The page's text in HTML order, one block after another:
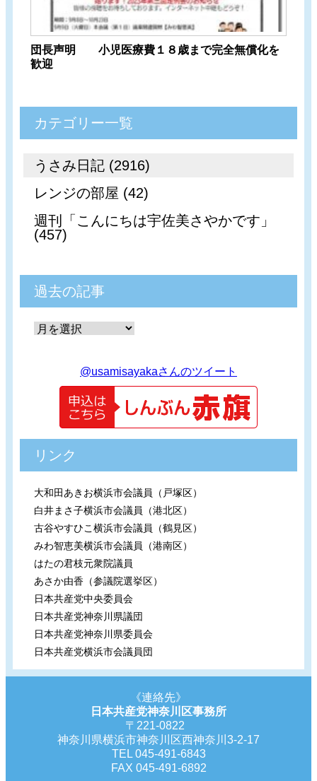
団長声明 小児医療費１８歳まで完全無償化を
歓迎
カテゴリー一覧
うさみ日記 (2916)
レンジの部屋 (42)
週刊「こんにちは宇佐美さやかです」
(457)
過去の記事
@usamisayakaさんのツイート
リンク
大和田あきお横浜市会議員（戸塚区）
白井まさ子横浜市会議員（港北区）
古谷やすひこ横浜市会議員（鶴見区）
みわ智恵美横浜市会議員（港南区）
はたの君枝元衆院議員
あさか由香（参議院選挙区）
日本共産党中央委員会
日本共産党神奈川県議団
日本共産党神奈川県委員会
日本共産党横浜市会議員団
《連絡先》
日本共産党神奈川区事務所
〒221-0822
神奈川県横浜市神奈川区西神奈川3-2-17
TEL 045-491-6843
FAX 045-491-6892